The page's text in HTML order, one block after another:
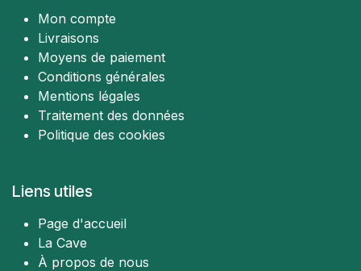
Mon compte
Livraisons
Moyens de paiement
Conditions générales
Mentions légales
Traitement des données
Politique des cookies
Liens utiles
Page d'accueil
La Cave
À propos de nous